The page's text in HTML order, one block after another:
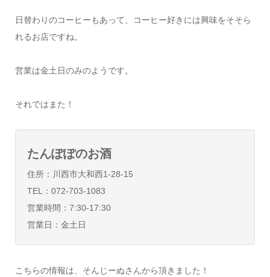
日替わりのコーヒーもあって、コーヒー好きには興味をそそら
れるお店ですね。
営業は金土日のみのようです。
それではまた！
たんぽぽのお酒
住所：川西市大和西1-28-15
TEL：072-703-1083
営業時間：7:30-17:30
営業日：金土日
こちらの情報は、そんじーぬさんから頂きました！